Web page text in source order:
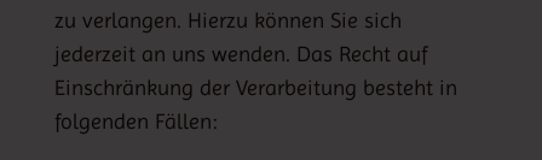
zu verlangen. Hierzu können Sie sich
jederzeit an uns wenden. Das Recht auf
Einschränkung der Verarbeitung besteht in
folgenden Fällen: